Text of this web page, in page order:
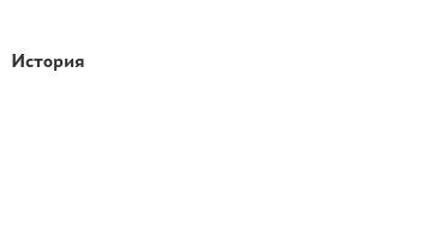
История